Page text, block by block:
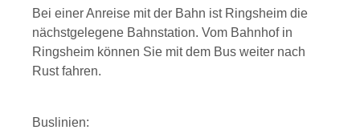
Bei einer Anreise mit der Bahn ist Ringsheim die
nächstgelegene Bahnstation. Vom Bahnhof in
Ringsheim können Sie mit dem Bus weiter nach
Rust fahren.
Buslinien: